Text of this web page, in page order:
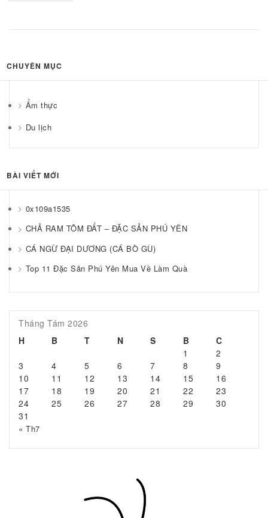
CHUYÊN MỤC
Ẩm thực
Du lịch
BÀI VIẾT MỚI
0x109a1535
CHẢ RAM TÔM ĐẤT – ĐẶC SẢN PHÚ YÊN
CÁ NGỪ ĐẠI DƯƠNG (CÁ BÒ GÙ)
Top 11 Đặc Sản Phú Yên Mua Về Làm Quà
Tháng Tám 2026
H
B T N S B
C
1
2
3
4 5 6 7 8
9
10
11 12 13 14 15
16
17
18 19 20 21 22
23
24
25 26 27 28 29
30
31
« Th7